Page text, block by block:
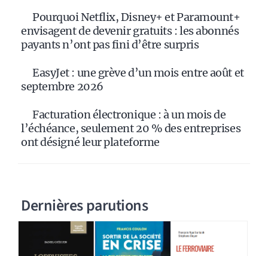
Pourquoi Netflix, Disney+ et Paramount+
envisagent de devenir gratuits : les abonnés
payants n’ont pas fini d’être surpris
EasyJet : une grève d’un mois entre août et
septembre 2026
Facturation électronique : à un mois de
l’échéance, seulement 20 % des entreprises
ont désigné leur plateforme
Dernières parutions